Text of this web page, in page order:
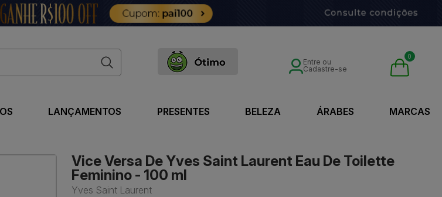
Entre ou
Cadastre-se
0
LANÇAMENTOS PRESENTES BELEZA ÁRABES MARCAS
Vice Versa De Yves Saint Laurent Eau De Toilette
Feminino - 100 ml
Yves Saint Laurent